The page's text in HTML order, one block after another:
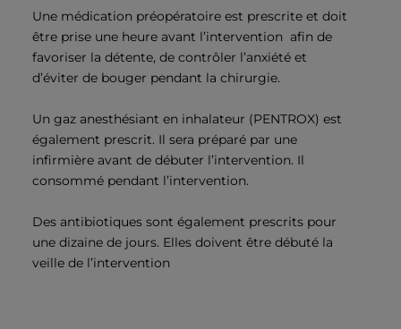
Une médication préopératoire est prescrite et doit
être prise une heure avant l’intervention afin de
favoriser la détente, de contrôler l’anxiété et
d’éviter de bouger pendant la chirurgie.
Un gaz anesthésiant en inhalateur (PENTROX) est
également prescrit. Il sera préparé par une
infirmière avant de débuter l’intervention. Il
consommé pendant l’intervention.
Des antibiotiques sont également prescrits pour
une dizaine de jours. Elles doivent être débuté la
veille de l’intervention